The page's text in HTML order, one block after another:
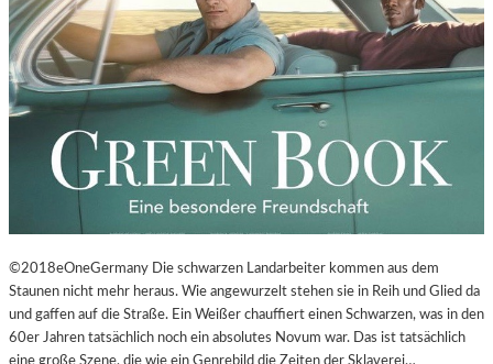
©2018eOneGermany Die schwarzen Landarbeiter kommen aus dem
Staunen nicht mehr heraus. Wie angewurzelt stehen sie in Reih und Glied da
und gaffen auf die Straße. Ein Weißer chauffiert einen Schwarzen, was in den
60er Jahren tatsächlich noch ein absolutes Novum war. Das ist tatsächlich
eine große Szene, die wie ein Genrebild die Zeiten der Sklaverei…